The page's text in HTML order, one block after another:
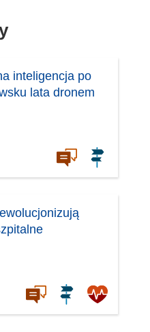
inteligencja po
lata dronem